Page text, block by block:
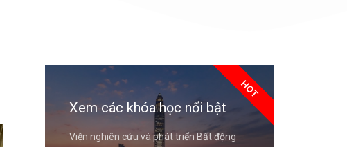
Xem các khóa học nổi bật
Viện nghiên cứu và phát triển Bất động
HOT